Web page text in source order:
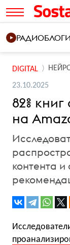
РАДИОБЛОГИ
DIGITAL
23.10.2025
82%
на
контента